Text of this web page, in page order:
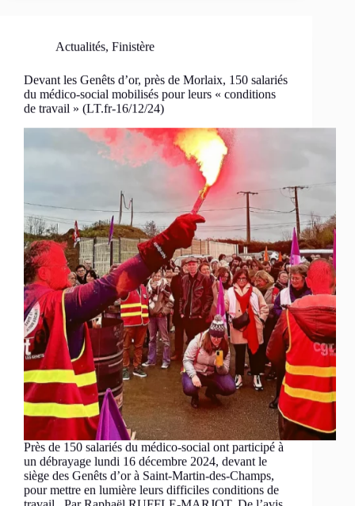
Actualités, Finistère
Devant les Genêts d’or, près de Morlaix, 150 salariés
du médico-social mobilisés pour leurs « conditions
de travail » (LT.fr-16/12/24)
Près de 150 salariés du médico-social ont participé à
un débrayage lundi 16 décembre 2024, devant le
siège des Genêts d’or à Saint-Martin-des-Champs,
pour mettre en lumière leurs difficiles conditions de